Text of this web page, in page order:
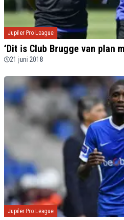
Jupiler Pro League
‘Dit is Club Brugge van plan
21 juni 2018
Jupiler Pro League